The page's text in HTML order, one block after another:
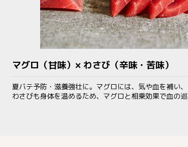
マグロ（甘味）× わさび（辛味・苦味）
夏バテ予防・滋養強壮に。マグロには、気や血を補い
わさびも身体を温めるため、マグロと相乗効果で血の巡